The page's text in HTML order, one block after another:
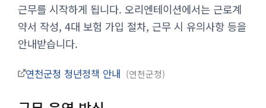
근무를 시작하게 됩니다. 오리엔테이션에서는 근로계
약서 작성, 4대 보험 가입 절차, 근무 시 유의사항 등을
안내받습니다.
연천군청 청년정책 안내 연천군청